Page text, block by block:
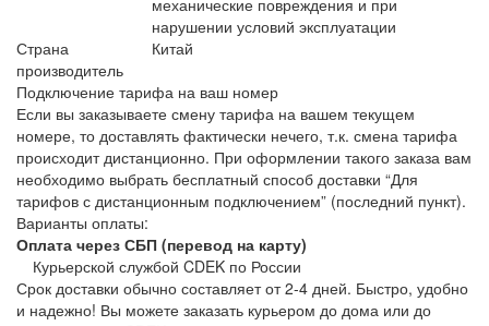
нарушении условий эксплуатации
Страна
производитель
Китай
Подключение тарифа на ваш номер
Если вы заказываете смену тарифа на вашем текущем
номере, то доставлять фактически нечего, т.к. смена тарифа
происходит дистанционно. При оформлении такого заказа вам
необходимо выбрать бесплатный способ доставки “Для
тарифов с дистанционным подключением” (последний пункт).
Варианты оплаты:
Оплата через СБП (перевод на карту)
Курьерской службой CDEK по России
Срок доставки обычно составляет от 2-4 дней. Быстро, удобно
и надежно! Вы можете заказать курьером до дома или до